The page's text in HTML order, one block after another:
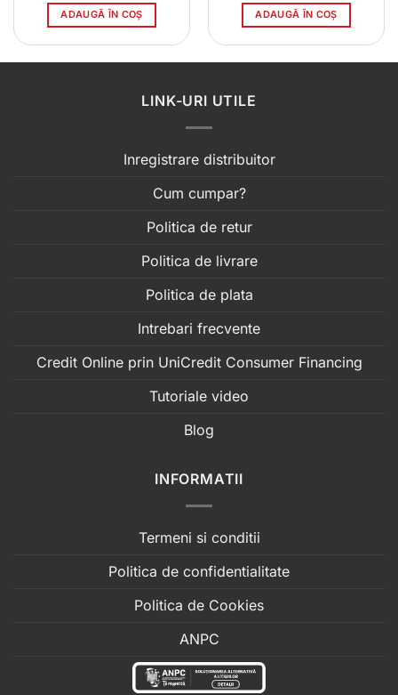
ADAUGĂ ÎN COȘ ADAUGĂ ÎN COȘ
LINK-URI UTILE
Inregistrare distribuitor
Cum cumpar?
Politica de retur
Politica de livrare
Politica de plata
Intrebari frecvente
Credit Online prin UniCredit Consumer Financing
Tutoriale video
Blog
INFORMATII
Termeni si conditii
Politica de confidentialitate
Politica de Cookies
ANPC